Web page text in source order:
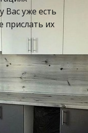
Вас уже есть
прислать их